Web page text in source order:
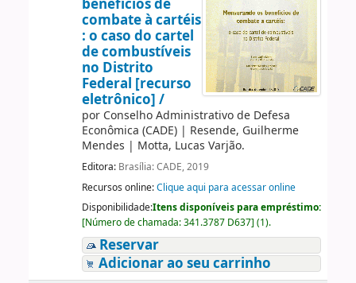
benefícios de
combate à cartéis
: o caso do cartel
de combustíveis
no Distrito
Federal [recurso
eletrônico] /
por Conselho Administrativo de Defesa
Econômica (CADE)| Resende, Guilherme
Mendes | Motta, Lucas Varjão.
Editora: Brasília: CADE, 2019
Recursos online:Clique aqui para acessar online
Disponibilidade:Itens disponíveis para empréstimo:
[Número de chamada:341.3787 D637] (1).
Reservar
Adicionar ao seu carrinho